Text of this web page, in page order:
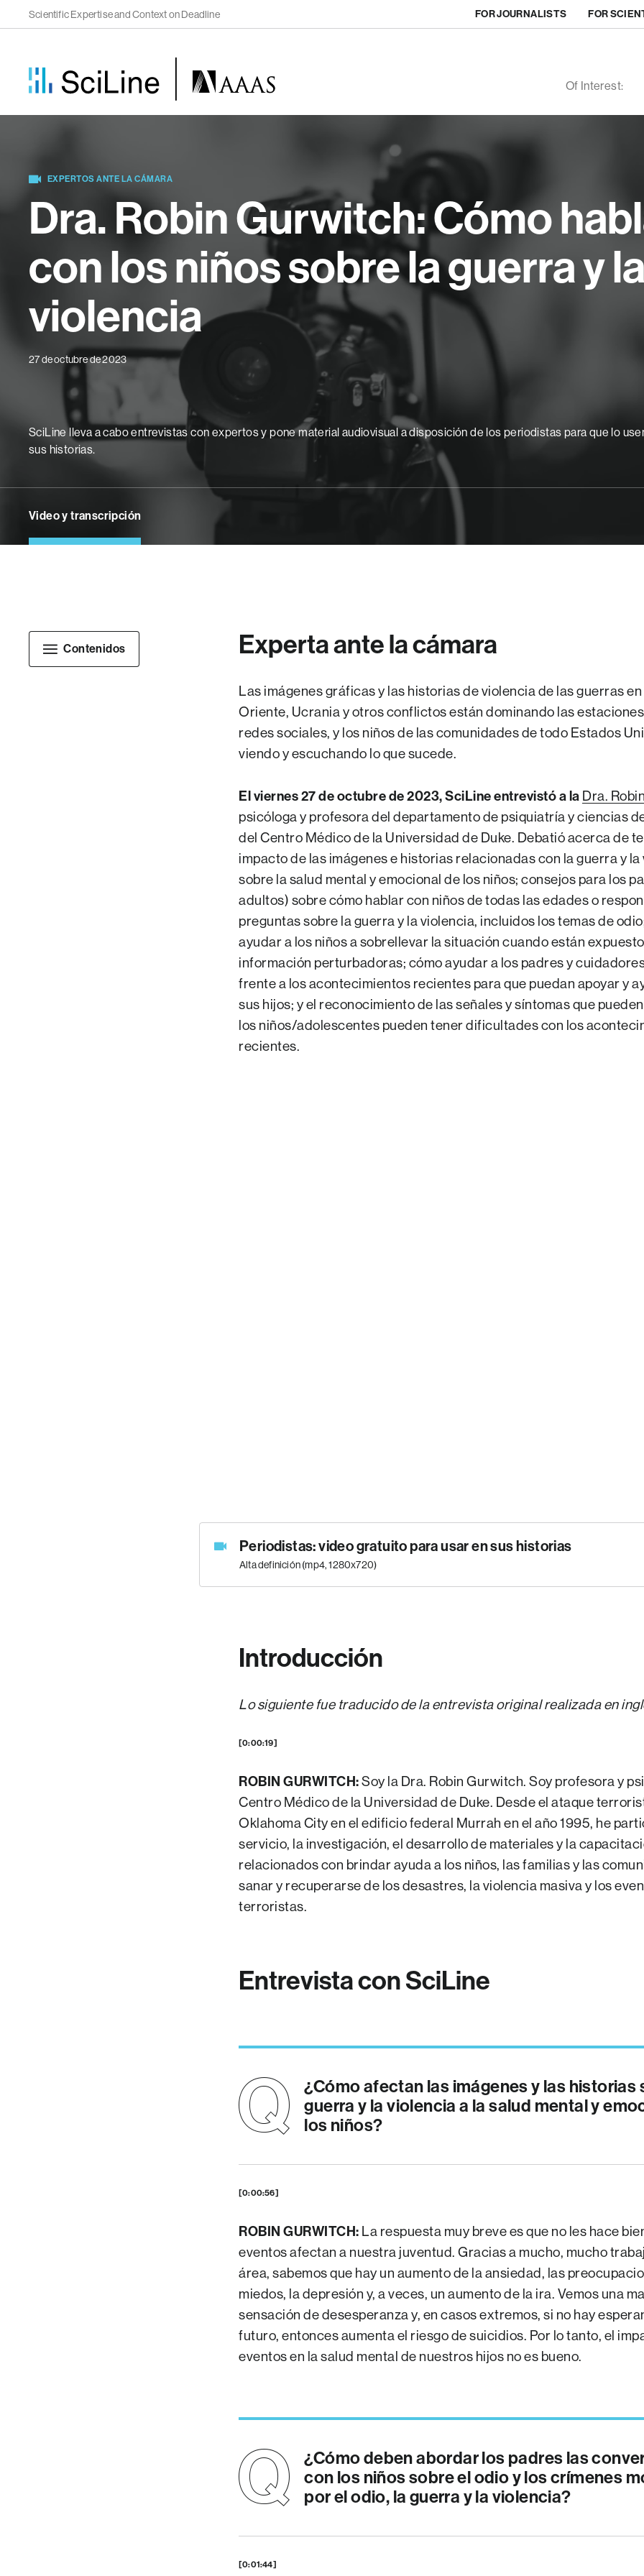
FOR JOURNALISTS FOR
Of Interest:
Scientific Expertise and Context on Deadline
EXPERTOS ANTE LA CÁMARA
Dra. Robin Gurwitch: Cómo
con los niños sobre la guerra y la
violencia
27 de octubre de 2023
SciLine lleva a cabo entrevistas con expertos y pone material audiovisual a disposición de los periodistas para que lo
sus historias.
Video y transcripción
Experta ante la cámara
Las imágenes gráficas y las historias de violencia de las guerras
Oriente, Ucrania y otros conflictos están dominando las
redes sociales, y los niños de las comunidades de todo Estados
viendo y escuchando lo que sucede.
El viernes 27 de octubre de 2023, SciLine entrevistó a la Dra.
psicóloga y profesora del departamento de psiquiatría y ciencias
del Centro Médico de la Universidad de Duke. Debatió acerca de
impacto de las imágenes e historias relacionadas con la guerra y
sobre la salud mental y emocional de los niños; consejos para los
adultos) sobre cómo hablar con niños de todas las edades o
preguntas sobre la guerra y la violencia, incluidos los temas de
ayudar a los niños a sobrellevar la situación cuando están
información perturbadoras; cómo ayudar a los padres y
frente a los acontecimientos recientes para que puedan apoyar y
sus hijos; y el reconocimiento de las señales y síntomas que
los niños/adolescentes pueden tener dificultades con los
recientes.
Periodistas: video gratuito para usar en sus historias
Alta definición (mp4, 1280x720)
Introducción
Lo siguiente fue traducido de la entrevista original realizada en
[0:00:19]
ROBIN GURWITCH:Soy la Dra. Robin Gurwitch. Soy profesora y
Centro Médico de la Universidad de Duke. Desde el ataque
Oklahoma City en el edificio federal Murrah en el año 1995, he
servicio, la investigación, el desarrollo de materiales y la
relacionados con brindar ayuda a los niños, las familias y las
sanar y recuperarse de los desastres, la violencia masiva y los
terroristas.
Entrevista con SciLine
¿Cómo afectan las imágenes y las historias
guerra y la violencia a la salud mental y
los niños?
[0:00:56]
ROBIN GURWITCH: La respuesta muy breve es que no les hace
eventos afectan a nuestra juventud. Gracias a mucho, mucho
área, sabemos que hay un aumento de la ansiedad, las
miedos, la depresión y, a veces, un aumento de la ira. Vemos una
sensación de desesperanza y, en casos extremos, si no hay
futuro, entonces aumenta el riesgo de suicidios. Por lo tanto, el
eventos en la salud mental de nuestros hijos no es bueno.
¿Cómo deben abordar los padres las
con los niños sobre el odio y los crímenes
por el odio, la guerra y la violencia?
[0:01:44]
Contenidos